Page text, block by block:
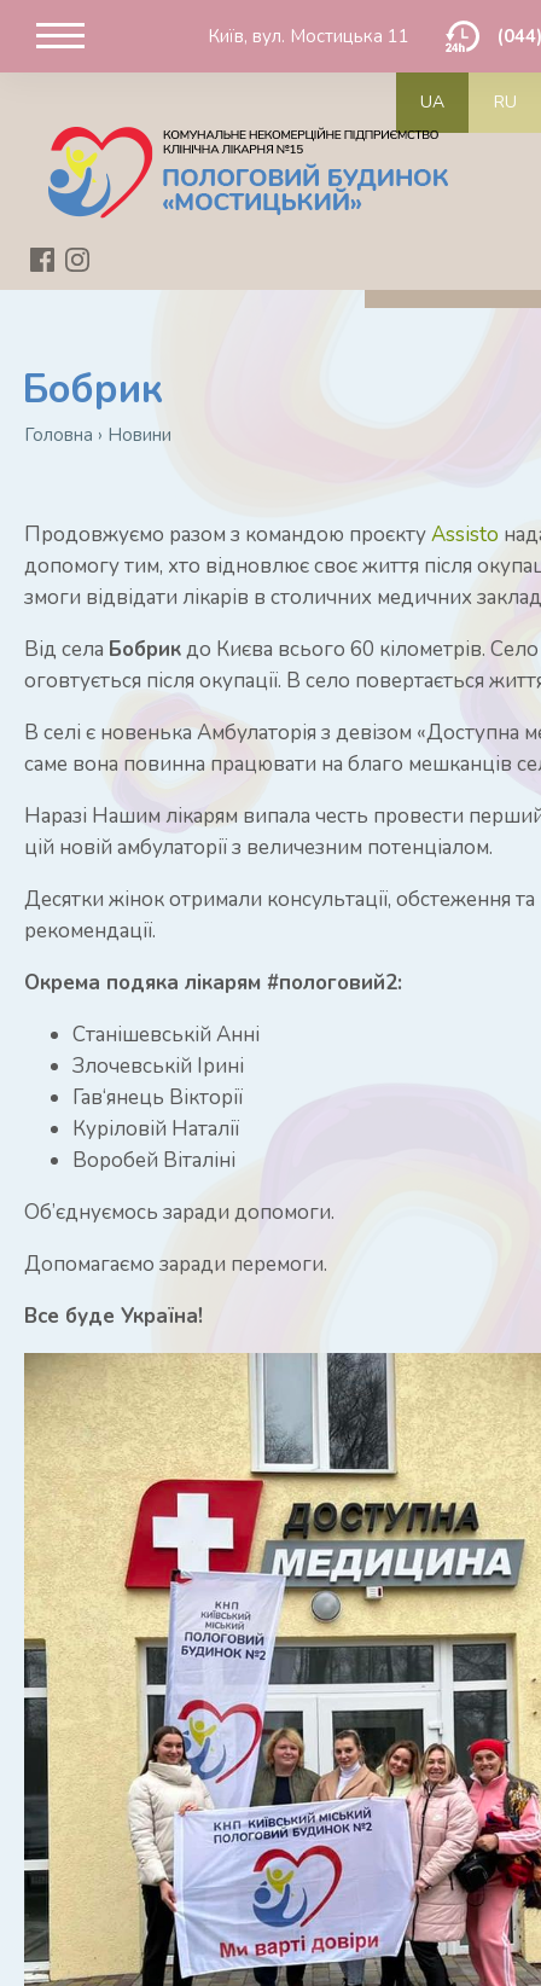
Київ, вул. Мостицька 11
UA RU
Бобрик
Головна › Новини
Продовжуємо разом з командою проєктуAssisto
допомогу тим, хто відновлює своє життя після
змоги відвідати лікарів в столичних медичних
Від села Бобрикдо Києва всього 60 кілометрів. Село
оговтується після окупації. В село повертається
В селі є новенька Амбулаторія з девізом «Доступна
саме вона повинна працювати на благо мешканців
Наразі Нашим лікарям випала честь провести
цій новій амбулаторії з величезним потенціалом.
Десятки жінок отримали консультації, обстеження та
рекомендації.
Окрема подяка лікарям #пологовий2:
Станішевській Анні
Злочевській Ірині
Гав‘янець Вікторії
Куріловій Наталії
Воробей Віталіні
Об’єднуємось заради допомоги.
Допомагаємо заради перемоги.
Все буде Україна!